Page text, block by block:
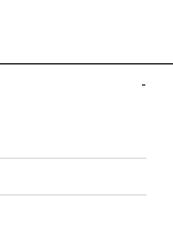
-